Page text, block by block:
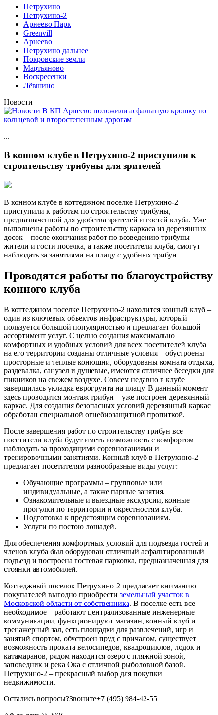
Петрухино
Петрухино-2
Арнеево Парк
Greenvill
Арнеево
Петрухино дальнее
Покровские земли
Мартьяново
Воскресенки
Лёвшино
Новости
В КП Арнеево положили асфальтную крошку по
кольцевой и второстепенным дорогам
...
В конном клубе в Петрухино-2 приступили к
строительству трибуны для зрителей
В конном клубе в коттеджном поселке Петрухино-2
приступили к работам по строительству трибуны,
предназначенной для удобства зрителей и гостей клуба. Уже
выполнены работы по строительству каркаса из деревянных
досок – после окончания работ по возведению трибуны
жители и гости поселка, а также посетители клуба, смогут
наблюдать за занятиями на плацу с удобных трибун.
Проводятся работы по благоустройству
конного клуба
В коттеджном поселке Петрухино-2 находится конный клуб –
один из ключевых объектов инфраструктуры, который
пользуется большой популярностью и предлагает большой
ассортимент услуг. С целью создания максимально
комфортных и удобных условий для всех посетителей клуба
на его территории созданы отличные условия – обустроены
просторные и теплые конюшни, оборудованы комната отдыха,
раздевалка, санузел и душевые, имеются отличнее беседки для
пикников на свежем воздухе. Совсем недавно в клубе
завершилась укладка еврогрунта на плацу. В данный момент
здесь проводится монтаж трибун – уже построен деревянный
каркас. Для создания безопасных условий деревянный каркас
обработан специальной огнебиозащитной пропиткой.
После завершения работ по строительству трибун все
посетители клуба будут иметь возможность с комфортом
наблюдать за проходящими соревнованиями и
тренировочными занятиями. Конный клуб в Петрухино-2
предлагает посетителям разнообразные виды услуг:
Обучающие программы – групповые или
индивидуальные, а также парные занятия.
Ознакомительные и выездные экскурсии, конные
прогулки по территории и окрестностям клуба.
Подготовка к предстоящим соревнованиям.
Услуги по постою лошадей.
Для обеспечения комфортных условий для подъезда гостей и
членов клуба был оборудован отличный асфальтированный
подъезд и построена гостевая парковка, предназначенная для
стоянки автомобилей.
Коттеджный поселок Петрухино-2 предлагает вниманию
покупателей выгодно приобрести земельный участок в
Московской области от собственника. В поселке есть все
необходимое – работают централизованные инженерные
коммуникации, функционируют магазин, конный клуб и
тренажерный зал, есть площадки для развлечений, игр и
занятий спортом, обустроен пруд с причалом, существует
возможность проката велосипедов, квадроциклов, лодок и
катамаранов, рядом находится озеро с пляжной зоной,
заповедник и река Ока с отличной рыболовной базой.
Петрухино-2 – прекрасный выбор для покупки
недвижимости.
Остались вопросы?Звоните+7 (495) 984-42-55